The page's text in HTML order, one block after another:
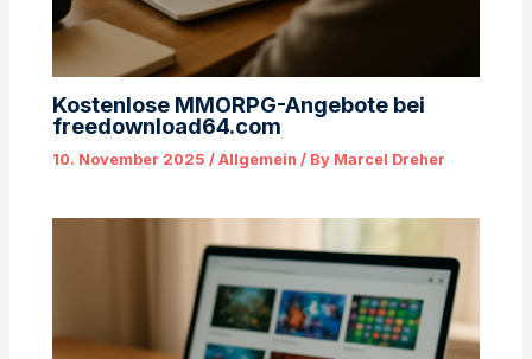
Kostenlose MMORPG-Angebote bei
freedownload64.com
10. November 2025/Allgemein / By Marcel Dreher